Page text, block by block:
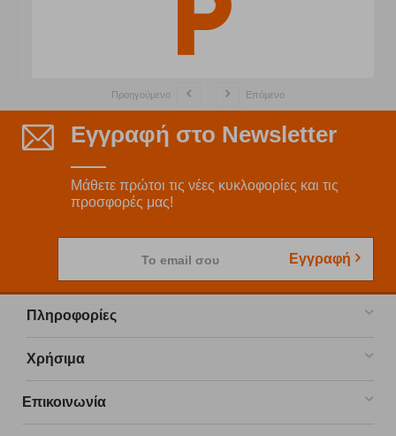
Προηγούμενο Επόμενο
Εγγραφή στο Newsletter
Μάθετε πρώτοι τις νέες κυκλοφορίες και τις
προσφορές μας!
Το email σου Εγγραφή
Πληροφορίες
Χρήσιμα
Επικοινωνία